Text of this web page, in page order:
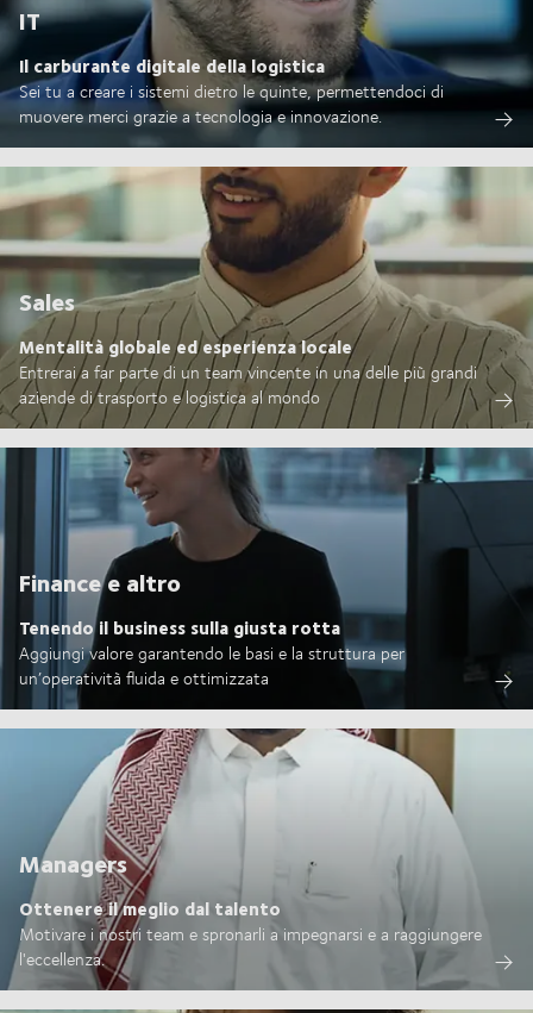
IT
Il carburante digitale della logistica
Sei tu a creare i sistemi dietro le quinte, permettendoci di
muovere merci grazie a tecnologia e innovazione.
Sales
Mentalità globale ed esperienza locale
Entrerai a far parte di un team vincente in una delle più grandi
aziende di trasporto e logistica al mondo
Finance e altro
Tenendo il business sulla giusta rotta
Aggiungi valore garantendo le basi e la struttura per
un’operatività fluida e ottimizzata
Managers
Ottenere il meglio dal talento
Motivare i nostri team e spronarli a impegnarsi e a raggiungere
l'eccellenza.